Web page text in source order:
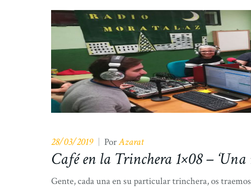
28/03/2019 | PorAzarat
Café en la Trinchera 1×08 –
Gente, cada una en su particular trinchera, os